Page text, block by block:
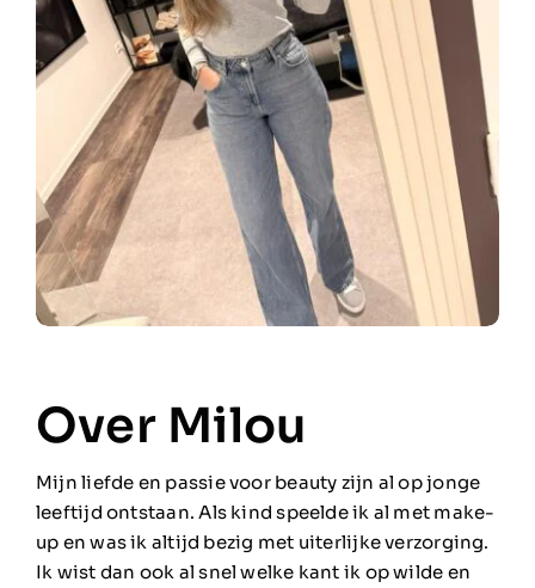
Over Milou
Mijn liefde en passie voor beauty zijn al op jonge
leeftijd ontstaan. Als kind speelde ik al met make-
up en was ik altijd bezig met uiterlijke verzorging.
Ik wist dan ook al snel welke kant ik op wilde en